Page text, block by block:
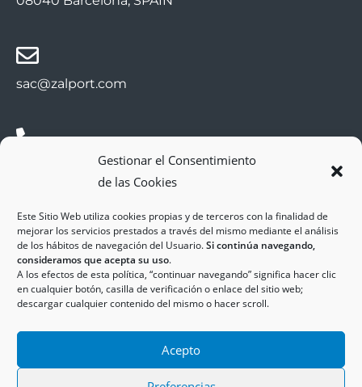
Gestionar el Consentimiento
de las Cookies
Este Sitio Web utiliza cookies propias y de terceros con la finalidad de
mejorar los servicios prestados a través del mismo mediante el análisis
de los hábitos de navegación del Usuario.Si continúa navegando,
consideramos que acepta su uso.
A los efectos de esta política, “continuar navegando” significa hacer clic
en cualquier botón, casilla de verificación o enlace del sitio web;
descargar cualquier contenido del mismo o hacer scroll.
Acepto
sac@zalport.com
(+34) 93 552 58 26
Política de Cookies